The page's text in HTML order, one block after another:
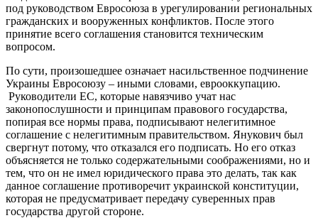
под руководством Евросоюза в урегулировании региональных
гражданских и вооруженных конфликтов. После этого
принятие всего соглашения становится техническим
вопросом.
По сути, произошедшее означает насильственное подчинение
Украины Евросоюзу – иными словами, еврооккупацию.
Руководители ЕС, которые навязчиво учат нас
законопослушности и принципам правового государства,
попирая все нормы права, подписывают нелегитимное
соглашение с нелегитимным правительством. Янукович был
свергнут потому, что отказался его подписать. Но его отказ
объясняется не только содержательными соображениями, но и
тем, что он не имел юридического права это делать, так как
данное соглашение противоречит украинской конституции,
которая не предусматривает передачу суверенных прав
государства другой стороне.